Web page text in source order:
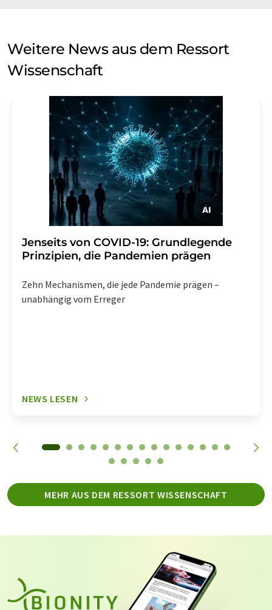
Weitere News aus dem Ressort
Wissenschaft
Jenseits von COVID-19: Grundlegende
Prinzipien, die Pandemien prägen
Zehn Mechanismen, die jede Pandemie prägen –
unabhängig vom Erreger
NEWS LESEN
MEHR AUS DEM RESSORT WISSENSCHAFT